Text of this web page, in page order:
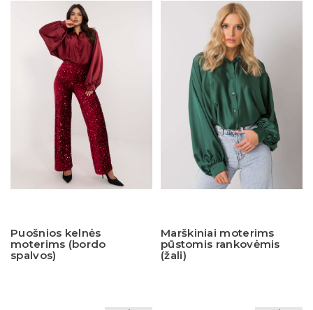
Puošnios kelnės
moterims (bordo
spalvos)
Marškiniai moterims
pūstomis rankovėmis
(žali)